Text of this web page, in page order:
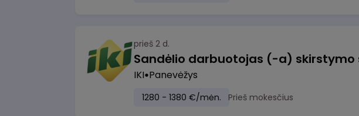
prieš 2 d.
IKI Panevėžys
1280 - 1380 €/mėn. Prieš mokesčius